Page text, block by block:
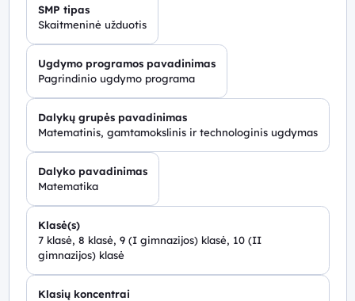
SMP tipas
Skaitmeninė užduotis
Ugdymo programos pavadinimas
Pagrindinio ugdymo programa
Dalykų grupės pavadinimas
Matematinis, gamtamokslinis ir technologinis ugdymas
Dalyko pavadinimas
Matematika
Klasė(s)
7 klasė, 8 klasė, 9 (I gimnazijos) klasė, 10 (II
gimnazijos) klasė
Klasių koncentrai